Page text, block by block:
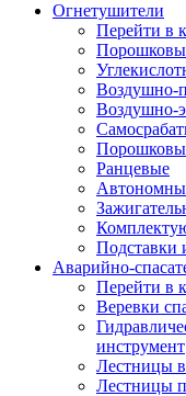
Огнетушители
Перейти в
Воздушно-
Воздушно-
Ранцевые
Подставки
Аварийно-
Перейти в
Веревки
инструмент
Лестницы
Лестницы